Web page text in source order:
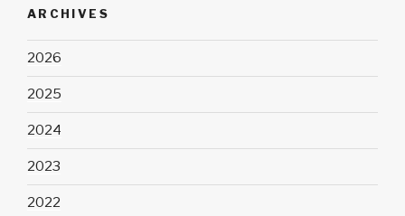
ARCHIVES
2026
2025
2024
2023
2022